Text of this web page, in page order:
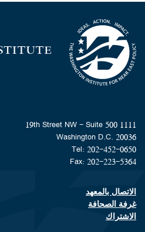
Homepage
1111 19th Street NW - Suite 500
Washington D.C. 20036
Tel: 202-452-0650
Fax: 202-223-5364
Footer contact links
الاتصال بالمعهد
غرفة الصحافة
الاشتراك